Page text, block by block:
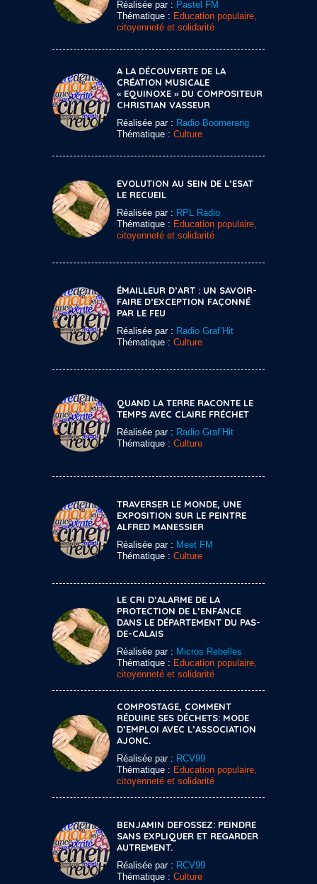
Réalisée par : Pastel FM
Thématique : Education populaire,
citoyenneté et solidarité
A LA DÉCOUVERTE DE LA
CRÉATION MUSICALE
« EQUINOXE » DU COMPOSITEUR
CHRISTIAN VASSEUR
Réalisée par : Radio Boomerang
Thématique : Culture
EVOLUTION AU SEIN DE L’ESAT
LE RECUEIL
Réalisée par : RPL Radio
Thématique : Education populaire,
citoyenneté et solidarité
ÉMAILLEUR D’ART : UN SAVOIR-
FAIRE D’EXCEPTION FAÇONNÉ
PAR LE FEU
Réalisée par : Radio Graf’Hit
Thématique : Culture
QUAND LA TERRE RACONTE LE
TEMPS AVEC CLAIRE FRÉCHET
Réalisée par : Radio Graf’Hit
Thématique : Culture
TRAVERSER LE MONDE, UNE
EXPOSITION SUR LE PEINTRE
ALFRED MANESSIER
Réalisée par : Meet FM
Thématique : Culture
LE CRI D’ALARME DE LA
PROTECTION DE L’ENFANCE
DANS LE DÉPARTEMENT DU PAS-
DE-CALAIS
Réalisée par : Micros Rebelles
Thématique : Education populaire,
citoyenneté et solidarité
COMPOSTAGE, COMMENT
RÉDUIRE SES DÉCHETS: MODE
D’EMPLOI AVEC L’ASSOCIATION
AJONC.
Réalisée par : RCV99
Thématique : Education populaire,
citoyenneté et solidarité
BENJAMIN DEFOSSEZ: PEINDRE
SANS EXPLIQUER ET REGARDER
AUTREMENT.
Réalisée par : RCV99
Thématique : Culture